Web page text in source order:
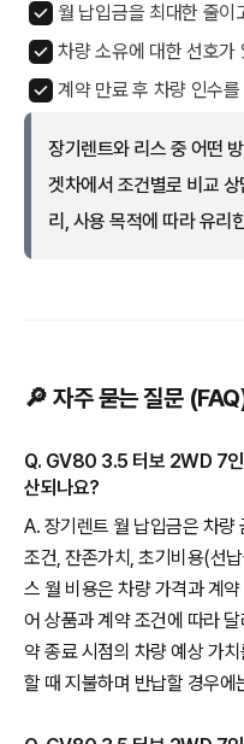
월 납입금을 최대한 줄이
차량 소유에 대한 선호가
계약 만료 후 차량 인수
장기렌트와 리스 중 어떤
겟차에서 조건별로 비교
리, 사용 목적에 따라 유리
🔎 자주 묻는 질문
Q. GV80 3.5 터보 2WD 7인
산되나요?
A. 장기렌트 월 납입금은 차량
조건, 잔존가치, 초기비용(선
스 월 비용은 차량 가격과 계
어 상품과 계약 조건에 따라
약 종료 시점의 차량 예상 가
할 때 지불하며 반납할 경우에